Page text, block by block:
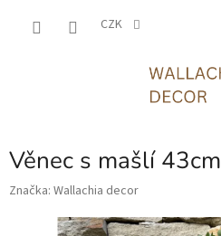
CZK
Věnec s mašlí 43cm
Značka: Wallachia decor